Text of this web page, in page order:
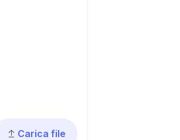
Carica file